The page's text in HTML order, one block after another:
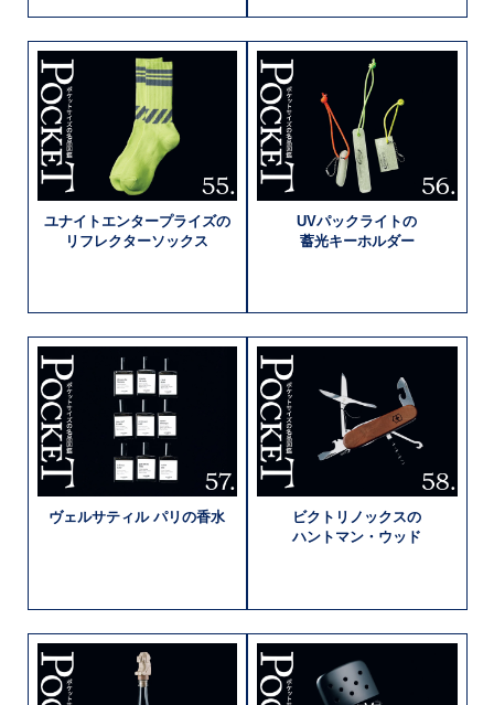
ユナイト エンタープライズの
リフレクターソックス
UVパックライトの
蓄光キーホルダー
ヴェルサティルパリの香水
ビクトリノックスの
ハントマン・ ウッド